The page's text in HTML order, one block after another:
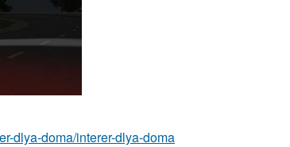
dlya-doma/interer-dlya-doma